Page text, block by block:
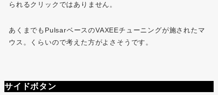
られるクリックではありません。
あくまでもPulsarベースのVAXEEチューニングが施されたマ
ウス。くらいので考えた方がよさそうです。
サイドボタン